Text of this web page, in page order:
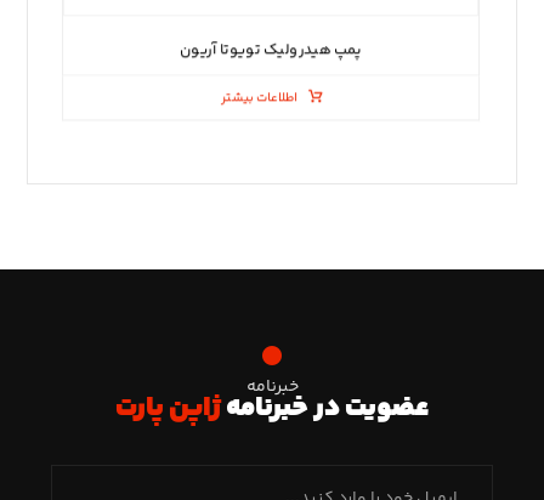
پمپ هیدرولیک تویوتا آریون
اطلاعات بیشتر
خبرنامه
عضویت در خبرنامهژاپن پارت